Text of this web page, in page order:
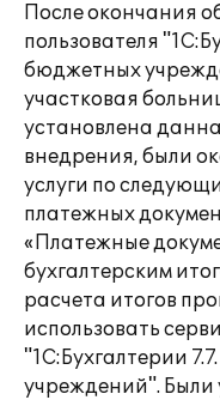
После окончания
пользователя
бюджетных
участковая
установлена
внедрения, были
услуги по
платежных
«Платежные
бухгалтерским
расчета итогов
использовать
"1С:Бухгалтерии
учреждений".